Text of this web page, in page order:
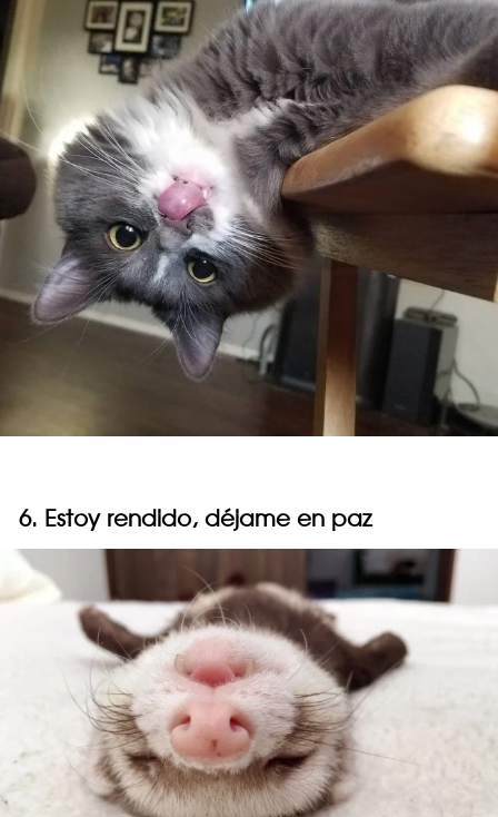
6. Estoy rendido, déjame en paz